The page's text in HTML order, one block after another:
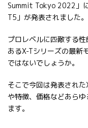
Summit Tokyo 2022」
T5」が発表されました。
プロレベルに匹敵する
あるX-Tシリーズの最新
ではないでしょうか。
そこで今回は発表され
や特徴、価格などあら
ます。